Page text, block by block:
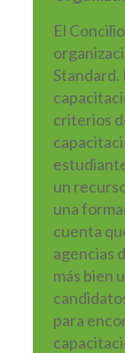
El
Standard.
criterios
un
una
cuenta
agencias
más bien
para